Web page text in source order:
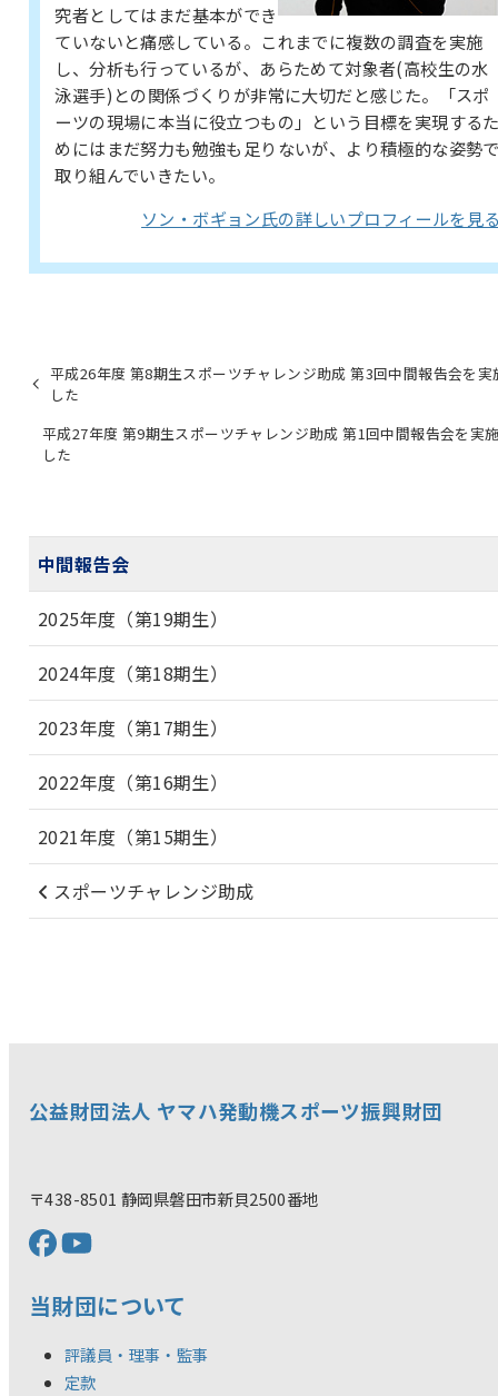
究者としてはまだ基本ができ
ていないと痛感している。これまでに複数の調査を実施
し、分析も行っているが、あらためて対象者(高校生の水
泳選手)との関係づくりが非常に大切だと感じた。「スポ
ーツの現場に本当に役立つもの」という目標を実現する
めにはまだ努力も勉強も足りないが、より積極的な姿勢
取り組んでいきたい。
ソン・ボギョン氏の詳しいプロフィールを見
平成26年度 第8期生スポーツチャレンジ助成 第3回中間報告会を実
した
平成27年度 第9期生スポーツチャレンジ助成 第1回中間報告会を実
した
中間報告会
2025年度（第19期生）
2024年度（第18期生）
2023年度（第17期生）
2022年度（第16期生）
2021年度（第15期生）
スポーツチャレンジ助成
公益財団法人 ヤマハ発動機スポーツ振興財団
〒438-8501 静岡県磐田市新貝2500番地
当財団について
評議員・理事・監事
定款